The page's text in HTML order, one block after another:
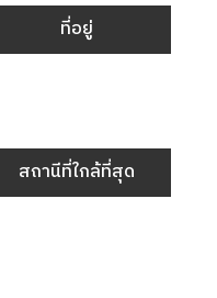
ที่อยู่
สถานีที่ใกล้ที่สุด